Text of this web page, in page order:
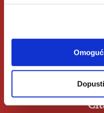
Izjava
Zahtjev